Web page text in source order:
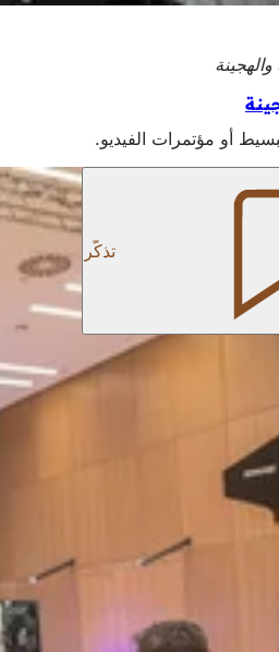
أو مؤتمرات الفيديو.
تذكّر